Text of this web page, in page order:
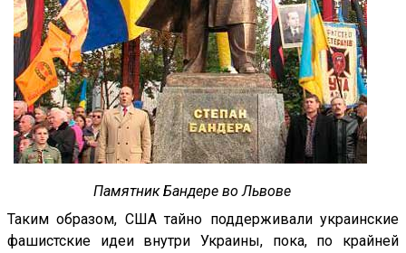
Памятник Бандере во Львове
Таким образом, США тайно поддерживали украинские
фашистские идеи внутри Украины, пока, по крайней